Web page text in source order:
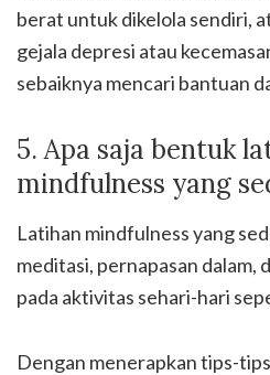
berat untuk dikelola sendiri,
gejala depresi atau
sebaiknya mencari bantuan
5. Apa saja bentuk
mindfulness yang
Latihan mindfulness yang
meditasi, pernapasan dalam,
pada aktivitas sehari-hari
Dengan menerapkan tips-